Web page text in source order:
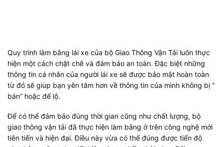
Quy trình làm bằng lái xe của bộ Giao Thông Vận Tải luôn thực
hiện một cách chặt chẽ và đảm bảo an toàn. Đặc biệt những
thông tin cá nhân của người lái xe sẽ được bảo mật hoàn toàn
từ đó sẽ giúp bạn yên tâm hơn về thông tin của mình không bị “
bán” hoặc để lộ.
Để có thể đảm bảo đúng thời gian cũng như chất lượng, bộ
giao thông vận tải đã thực hiện làm bằng ở trên công nghệ mới
tiên tiến và hiện đại. Điều này vừa có thể đúng được tiến độ